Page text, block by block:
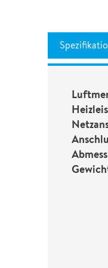
Kfz-Sanierung
Weitere
GLASSRESQ
Digitale
Nachhaltigkeit